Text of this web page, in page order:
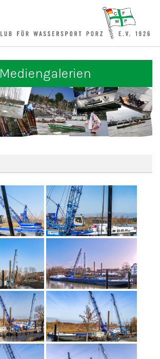
Mediengalerien